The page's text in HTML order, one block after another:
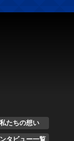
私たちの想い
タビュー一覧